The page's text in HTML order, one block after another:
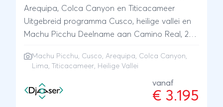
Arequipa, Colca Canyon en Titicacameer
Uitgebreid programma Cusco, heilige vallei en
Machu Picchu Deelname aan Camino Real, 2-
Machu Picchu, Cusco, Arequipa, Colca Canyon,
Lima, Titicacameer, Heilige Vallei
vanaf
€ 3.195